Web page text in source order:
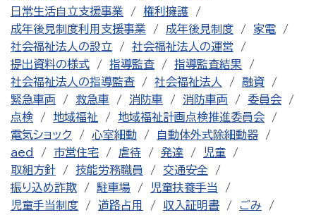
日常生活自立支援事業
権利擁護
成年後見制度利用支援事業
成年後見制度
家電
社会福祉法人の設立
社会福祉法人の運営
提出資料の様式
指導監査
指導監査結果
社会福祉法人の指導監査
社会福祉法人
融資
緊急車両
救急車 消防車 消防車両
委員会
点検
地域福祉
地域福祉計画点検推進委員会
電気ショック
心室細動
自動体外式除細動器
aed
市営住宅 虐待 発達
児童
取組方針
技能労務職員
交通安全
振り込め詐欺
駐車場
児童扶養手当
児童手当制度
道路占用 収入証明書 ごみ